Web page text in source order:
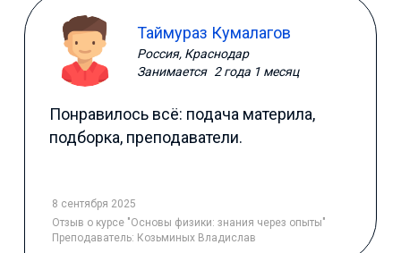
Таймураз Кумалагов
Россия, Краснодар
Занимается 2 года 1 месяц
Понравилось всё: подача материла,
подборка, преподаватели.
8 сентября 2025
Отзыв о курсе "Основы физики: знания через опыты"
Преподаватель: Козьминых Владислав